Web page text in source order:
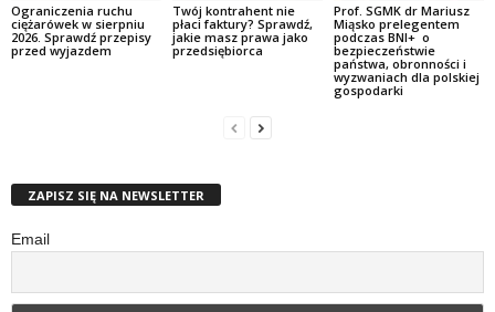
Ograniczenia ruchu
ciężarówek w sierpniu
2026. Sprawdź przepisy
przed wyjazdem
Twój kontrahent nie
płaci faktury? Sprawdź,
jakie masz prawa jako
przedsiębiorca
Prof. SGMK dr Mariusz
Miąsko prelegentem
podczas BNI+ o
bezpieczeństwie
państwa, obronności i
wyzwaniach dla polskiej
gospodarki
ZAPISZ SIĘ NA NEWSLETTER
Email